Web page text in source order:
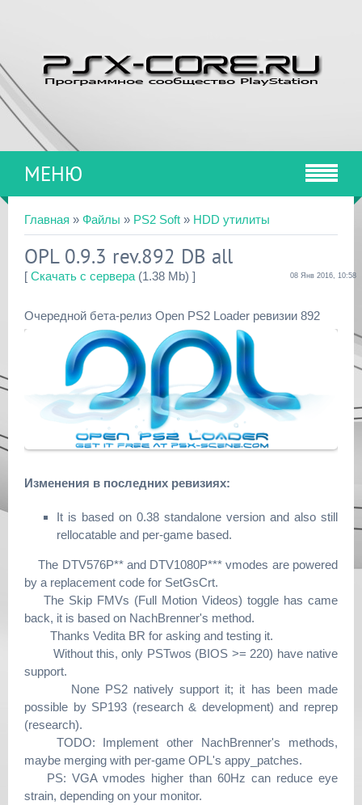
МЕНЮ
Главная » Файлы » PS2 Soft » HDD утилиты
OPL 0.9.3 rev.892 DB all
[ Скачать с сервера (1.38 Mb) ] 08 Янв 2016, 10:58
Очередной бета-релиз Open PS2 Loader ревизии 892
Изменения в последних ревизиях:
It is based on 0.38 standalone version and also still
rellocatable and per-game based.
The DTV576P** and DTV1080P*** vmodes are powered
by a replacement code for SetGsCrt.
The Skip FMVs (Full Motion Videos) toggle has came
back, it is based on NachBrenner's method.
Thanks Vedita BR for asking and testing it.
Without this, only PSTwos (BIOS >= 220) have native
support.
None PS2 natively support it; it has been made
possible by SP193 (research & development) and reprep
(research).
TODO: Implement other NachBrenner's methods,
maybe merging with per-game OPL's appy_patches.
PS: VGA vmodes higher than 60Hz can reduce eye
strain, depending on your monitor.